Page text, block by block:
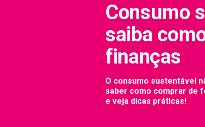
Consumo
saiba
finanças
O consumo sustentável
saber como comprar de
e veja dicas práticas!